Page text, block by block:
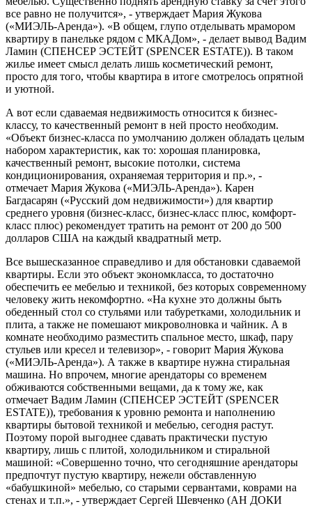
все равно не получится», - утверждает Мария Жукова
(«МИЭЛЬ-Аренда»). «В общем, глупо отделывать мрамором
квартиру в панельке рядом с МКАДом», - делает вывод Вадим
Ламин (СПЕНСЕР ЭСТЕЙТ (SPENCER ESTATE)). В таком
жилье имеет смысл делать лишь косметический ремонт,
просто для того, чтобы квартира в итоге смотрелось опрятной
и уютной.
А вот если сдаваемая недвижимость относится к бизнес-
классу, то качественный ремонт в ней просто необходим.
«Объект бизнес-класса по умолчанию должен обладать целым
набором характеристик, как то: хорошая планировка,
качественный ремонт, высокие потолки, система
кондиционирования, охраняемая территория и пр.», -
отмечает Мария Жукова («МИЭЛЬ-Аренда»). Карен
Багдасарян («Русский дом недвижимости») для квартир
среднего уровня (бизнес-класс, бизнес-класс плюс, комфорт-
класс плюс) рекомендует тратить на ремонт от 200 до 500
долларов США на каждый квадратный метр.
Все вышесказанное справедливо и для обстановки сдаваемой
квартиры. Если это объект экономкласса, то достаточно
обеспечить ее мебелью и техникой, без которых современному
человеку жить некомфортно. «На кухне это должны быть
обеденный стол со стульями или табуретками, холодильник и
плита, а также не помешают микроволновка и чайник. А в
комнате необходимо разместить спальное место, шкаф, пару
стульев или кресел и телевизор», - говорит Мария Жукова
(«МИЭЛЬ-Аренда»). А также в квартире нужна стиральная
машина. Но впрочем, многие арендаторы со временем
обживаются собственными вещами, да к тому же, как
отмечает Вадим Ламин (СПЕНСЕР ЭСТЕЙТ (SPENCER
ESTATE)), требования к уровню ремонта и наполнению
квартиры бытовой техникой и мебелью, сегодня растут.
Поэтому порой выгоднее сдавать практически пустую
квартиру, лишь с плитой, холодильником и стиральной
машиной: «Совершенно точно, что сегодняшние арендаторы
предпочтут пустую квартиру, нежели обставленную
«бабушкиной» мебелью, со старыми сервантами, коврами на
стенах и т.п.», - утверждает Сергей Шевченко (АН ДОКИ